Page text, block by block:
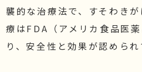
襲的な治療法で、すそわき
療はFDA（アメリカ食品医
り、安全性と効果が認められ